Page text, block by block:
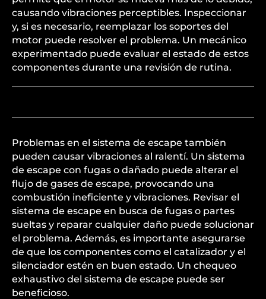
causando vibraciones perceptibles. Inspeccionar
y, si es necesario, reemplazar los soportes del
motor puede resolver el problema. Un mecánico
experimentado puede evaluar el estado de estos
componentes durante una revisión de rutina.
Problemas en el sistema de escape también
pueden causar vibraciones al ralentí. Un sistema
de escape con fugas o dañado puede alterar el
flujo de gases de escape, provocando una
combustión ineficiente y vibraciones. Revisar el
sistema de escape en busca de fugas o partes
sueltas y reparar cualquier daño puede solucionar
el problema. Además, es importante asegurarse
de que los componentes como el catalizador y el
silenciador estén en buen estado. Un chequeo
exhaustivo del sistema de escape puede ser
beneficioso.